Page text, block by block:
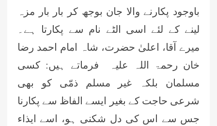
باوجود پکارنے والا جان بوجھ کر بار بار مزہ
لینے کے لئے اسی الٹے نام سے پکارتا ہے۔
میرے آقا، اعلیٰ حضرت، شاہ امام احمد رضا
خان رحمۃ اللہ علیہ فرماتے ہیں: کسی
مسلمان بلکہ غیر مسلم ذمّی کو بھی
شرعی حاجت کے بغیر ایسے الفاظ سے پکارنا
جس سے اس کی دل شکنی ہو، اسے ایذاء